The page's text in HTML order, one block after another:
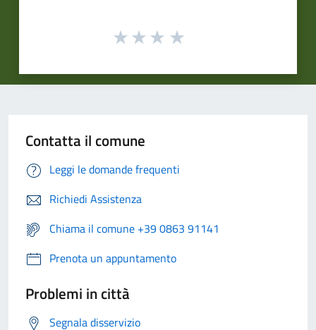
Contatta il comune
Leggi le domande frequenti
Richiedi Assistenza
Chiama il comune +39 0863 91141
Prenota un appuntamento
Problemi in città
Segnala disservizio